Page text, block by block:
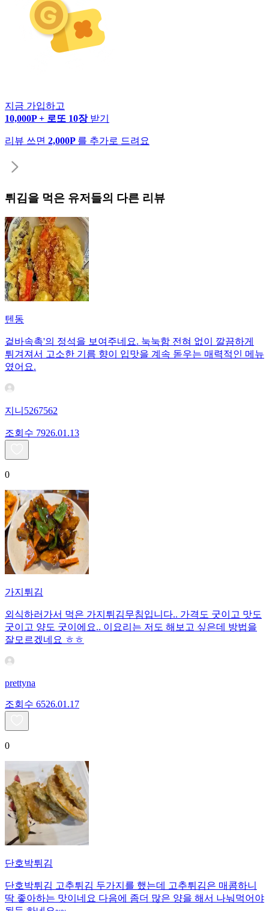
지금 가입하고
10,000P + 로또 10장 받기
리뷰 쓰면 2,000P 를 추가로 드려요
튀김을 먹은 유저들의 다른 리뷰
텐동
겉바속촉'의 정석을 보여주네요. 눅눅함 전혀 없이 깔끔하게
튀겨져서 고소한 기름 향이 입맛을 계속 돋우는 매력적인 메뉴
였어요.
지니5267562
조회수 7926.01.13
0
가지튀김
외식하러가서 먹은 가지튀김무침입니다.. 가격도 굿이고 맛도
굿이고 양도 굿이에요.. 이요리는 저도 해보고 싶은데 방법을
잘모르겠네요 ㅎㅎ
prettyna
조회수 6526.01.17
0
단호박튀김
단호박튀김 고추튀김 두가지를 했는데 고추튀김은 매콤하니
딱 좋아하는 맛이네요 다음에 좀더 많은 양을 해서 나눠먹어야